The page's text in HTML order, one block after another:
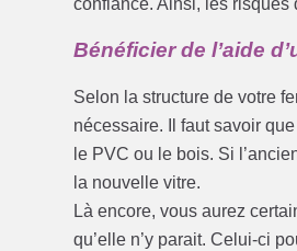
confiance. Ainsi, les risques
Bénéficier de l’aide
Selon la structure de votre
nécessaire. Il faut savoir
le PVC ou le bois. Si
la nouvelle vitre.
Là encore, vous aurez
qu’elle n’y parait. Celui-ci